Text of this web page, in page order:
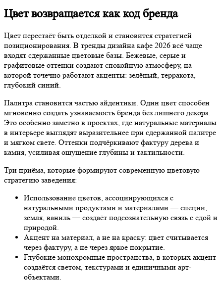
Цвет возвращается как код бренда
Цвет перестаёт быть отделкой и становится стратегией
позиционирования. В тренды дизайна кафе 2026 всё чаще
входят сдержанные цветовые базы. Бежевые, серые и
графитовые оттенки создают спокойную атмосферу, на
которой точечно работают акценты: зелёный, терракота,
глубокий синий.
Палитра становится частью айдентики. Один цвет способен
мгновенно создать узнаваемость бренда без лишнего декора.
Это особенно заметно в проектах, где натуральные материалы
в интерьере выглядят выразительнее при сдержанной палитре
и мягком свете. Оттенки подчёркивают фактуру дерева и
камня, усиливая ощущение глубины и тактильности.
Три приёма, которые формируют современную цветовую
стратегию заведения:
Использование цветов, ассоциирующихся с
натуральными продуктами и материалами — специи,
земля, ваниль — создаёт подсознательную связь с едой и
природой.
Акцент на материал, а не на краску: цвет считывается
через фактуру, а не через яркое покрытие.
Глубокие монохромные пространства, в которых акцент
создаётся светом, текстурами и единичными арт-
объектами.